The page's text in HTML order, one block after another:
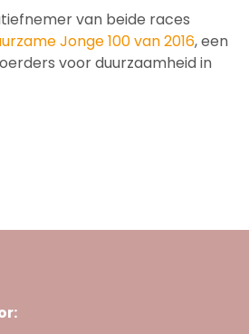
van beide races
Jonge 100 van 2016, een
voor duurzaamheid in